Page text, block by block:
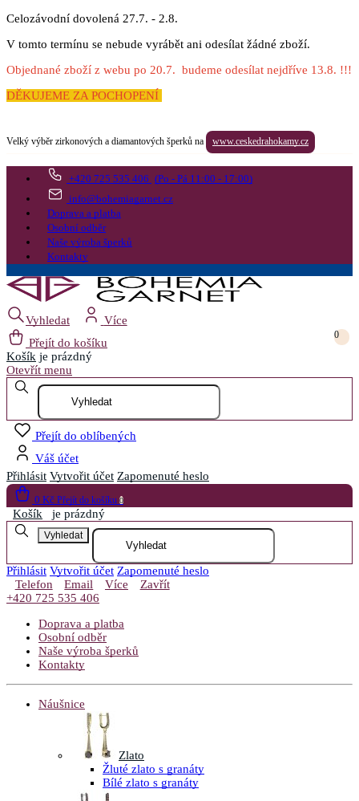
Celozávodní dovolená 27.7. - 2.8.
V tomto termínu se nebude vyrábět ani odesílat žádné zboží.
Objednané zboží z webu po 20.7. budeme odesílat nejdříve 13.8. !!!
DĚKUJEME ZA POCHOPENÍ
Velký výběr zirkonových a diamantových šperků na www.ceskedrahokamy.cz
+420 725 535 406 (Po - Pá 11:00 - 17:00)
info@bohemiagarnet.cz
Doprava a platba
Osobní odběr
Naše výroba šperků
Kontakty
Vyhledat
Více
Přejít do košíku
0
Košík je prázdný
Otevřít menu
Přejít do oblíbených
Váš účet
Přihlásit Vytvořit účet Zapomenuté heslo
0 Kč Přejít do košíku 0
Košík je prázdný
Vyhledat
Přihlásit Vytvořit účet Zapomenuté heslo
Telefon
Email Více
Zavřít
+420 725 535 406
Doprava a platba
Osobní odběr
Naše výroba šperků
Kontakty
Náušnice
Zlato
Žluté zlato s granáty
Bílé zlato s granáty